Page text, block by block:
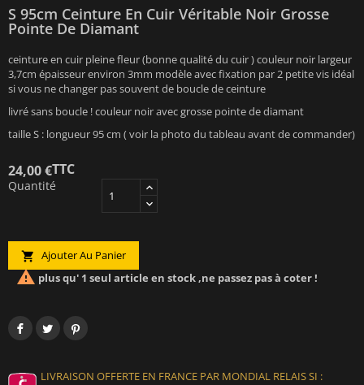
S 95cm Ceinture En Cuir Véritable Noir Grosse
Pointe De Diamant
ceinture en cuir pleine fleur (bonne qualité du cuir ) couleur noir largeur
3,7cm épaisseur environ 3mm modèle avec fixation par 2 petite vis idéal
si vous ne changer pas souvent de boucle de ceinture
livré sans boucle ! couleur noir avec grosse pointe de diamant
taille S : longueur 95 cm ( voir la photo du tableau avant de commander)
24,00 €TTC
Quantité
 Ajouter Au Panier
 plus qu' 1 seul article en stock ,ne passez pas à coter !
LIVRAISON OFFERTE EN FRANCE PAR MONDIAL RELAIS SI :